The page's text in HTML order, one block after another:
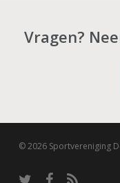
Vragen?
© 2026 Sportvereniging
twitter facebook
RSS